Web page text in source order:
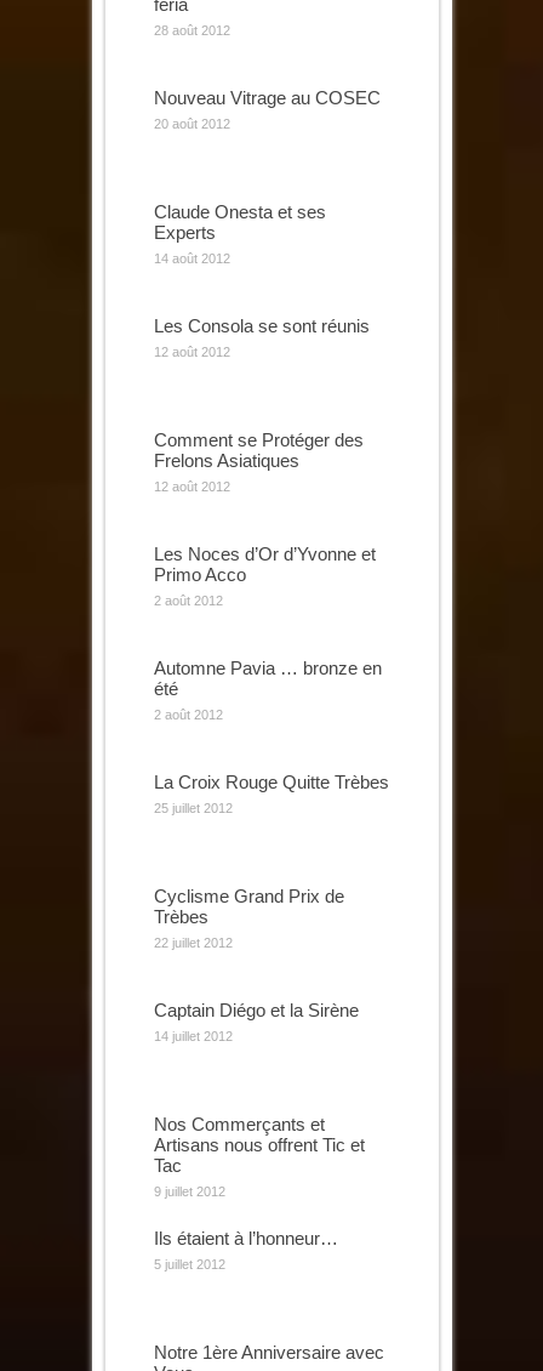
28 août 2012
Nouveau Vitrage au COSEC
20 août 2012
Claude Onesta et ses
Experts
14 août 2012
Les Consola se sont réunis
12 août 2012
Comment se Protéger des
Frelons Asiatiques
12 août 2012
Les Noces d’Or d’Yvonne et
Primo Acco
2 août 2012
Automne Pavia … bronze en
été
2 août 2012
La Croix Rouge Quitte Trèbes
25 juillet 2012
Cyclisme Grand Prix de
Trèbes
22 juillet 2012
Captain Diégo et la Sirène
14 juillet 2012
Nos Commerçants et
Artisans nous offrent Tic et
Tac
9 juillet 2012
Ils étaient à l’honneur…
5 juillet 2012
Notre 1ère Anniversaire avec